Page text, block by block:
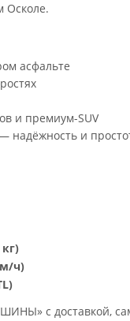
Осколе.
асфальте
и премиум-SUV
надёжность и
ч)
с доставкой,